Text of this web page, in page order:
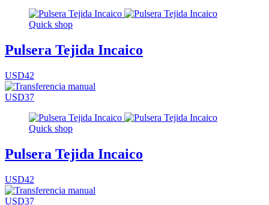
Quick shop
Pulsera Tejida Incaico
USD42
USD37
Quick shop
Pulsera Tejida Incaico
USD42
USD37